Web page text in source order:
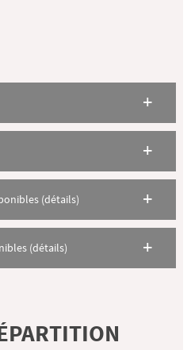
(détails)
(détails)